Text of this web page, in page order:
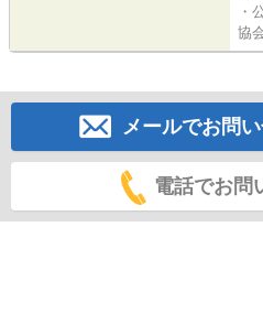
・
協
メールでお問
電話でお問